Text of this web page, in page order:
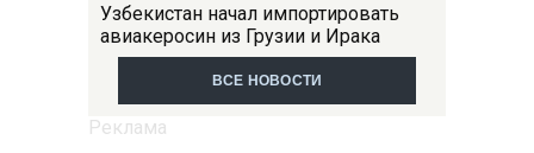
Узбекистан начал импортировать
авиакеросин из Грузии и Ирака
ВСЕ НОВОСТИ